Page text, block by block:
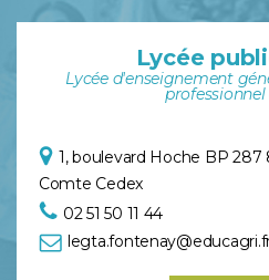
Lycée
Lycée d'enseignement
1, boulevard Hoche BP 287
Comte Cedex
02 51 50 11 44